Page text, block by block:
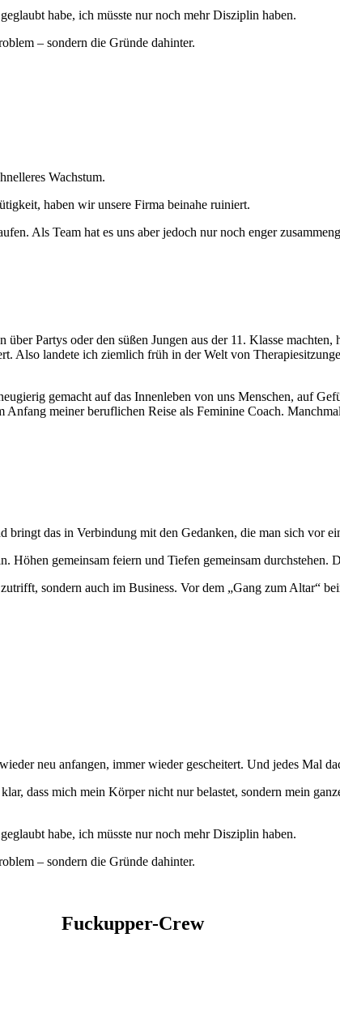
habe, ich müsste nur noch mehr Disziplin haben.
– sondern die Gründe dahinter.
Wachstum.
haben wir unsere Firma beinahe ruiniert.
Als Team hat es uns aber jedoch nur noch enger
Partys oder den süßen Jungen aus der 11. Klasse
Also landete ich ziemlich früh in der Welt von
gemacht auf das Innenleben von uns Menschen, auf
meiner beruflichen Reise als Feminine Coach.
das in Verbindung mit den Gedanken, die man sich vor
Höhen gemeinsam feiern und Tiefen gemeinsam durchstehen.
sondern auch im Business. Vor dem „Gang zum Altar“
neu anfangen, immer wieder gescheitert. Und jedes Mal
dass mich mein Körper nicht nur belastet, sondern mein
habe, ich müsste nur noch mehr Disziplin haben.
– sondern die Gründe dahinter.
Fuckupper-Crew